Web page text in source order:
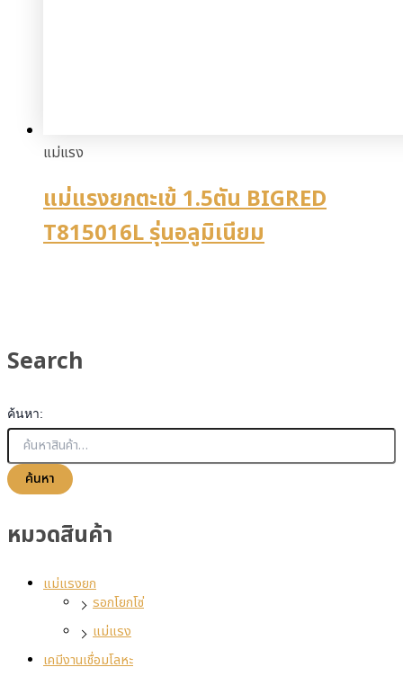
Search
ค้นหา:
ค้นหา
หมวดสินค้า
แม่แรงยก
รอกโยกโซ่
แม่แรง
เคมีงานเชื่อมโลหะ
แม่แรง
แม่แรงยกตะเข้ 1.5ตัน BIGRED
T815016L รุ่นอลูมิเนียม